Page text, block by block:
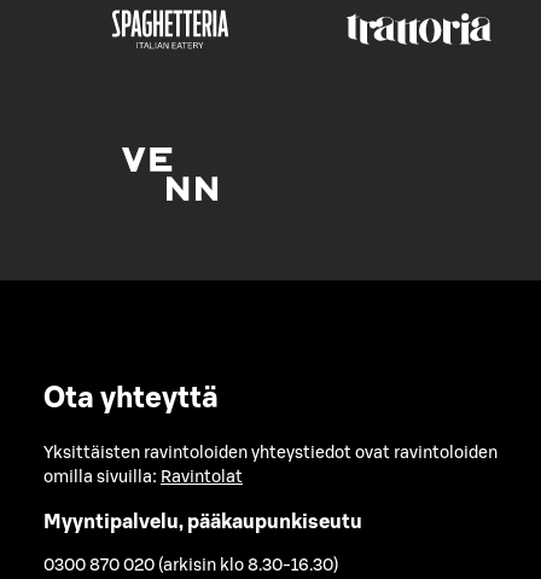
Ota yhteyttä
Yksittäisten ravintoloiden yhteystiedot ovat ravintoloiden
omilla sivuilla: Ravintolat
Myyntipalvelu, pääkaupunkiseutu
0300 870 020 (arkisin klo 8.30-16.30)